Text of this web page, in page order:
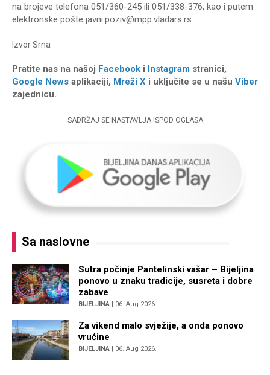
na brojeve telefona 051/360-245 ili 051/338-376, kao i putem
elektronske pošte javni.poziv@mpp.vladars.rs.
IzvorSrna
Pratite nas na našoj Facebook i Instagram stranici,
Google News aplikaciji, Mreži X i uključite se u našu Viber
zajednicu.
SADRŽAJ SE NASTAVLJA ISPOD OGLASA
Sa naslovne
Sutra počinje Pantelinski vašar – Bijeljina
ponovo u znaku tradicije, susreta i dobre
zabave
BIJELJINA | 06. Aug 2026.
Za vikend malo svježije, a onda ponovo
vrućine
BIJELJINA | 06. Aug 2026.